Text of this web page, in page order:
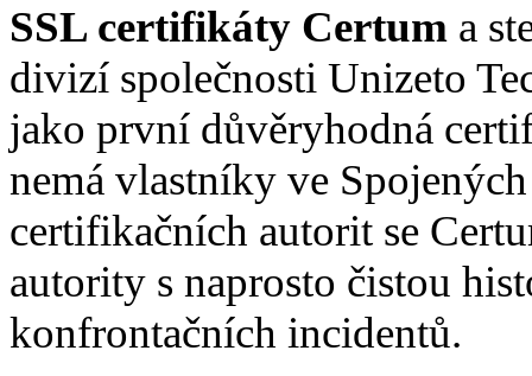
SSL certifikáty Certum a
divizí společnosti Unizeto
jako první důvěryhodná
nemá vlastníky ve
certifikačních autorit se
autority s naprosto čistou
konfrontačních incidentů.